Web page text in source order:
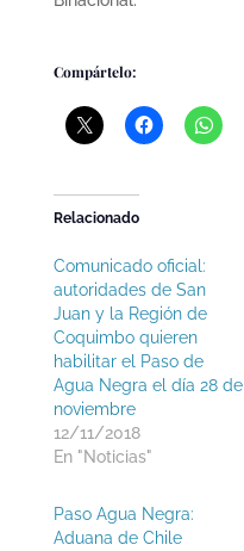
Compártelo:
Relacionado
Comunicado oficial:
autoridades de San
Juan y la Región de
Coquimbo quieren
habilitar el Paso de
Agua Negra el día 28 de
noviembre
12/11/2018
En "Noticias"
Paso Agua Negra:
Aduana de Chile